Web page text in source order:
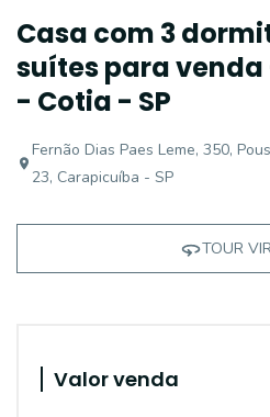
Casa com 3
suítes para
- Cotia - SP
Fernão Dias Paes Leme, 350,
23, Carapicuíba - SP
TOUR
Valor venda